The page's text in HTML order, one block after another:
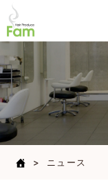
ニュース